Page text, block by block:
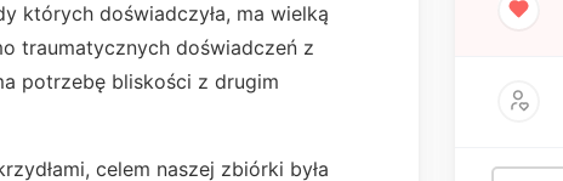
których doświadczyła, ma wielką
traumatycznych doświadczeń z
potrzebę bliskości z drugim
celem naszej zbiórki była